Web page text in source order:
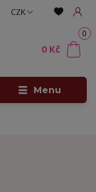
Menu
CZK
0
0 Kč